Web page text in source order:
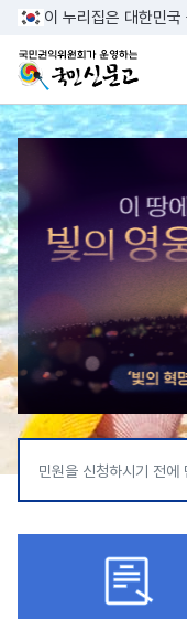
복영역 건너뛰기
이 누리집은 대한민
국민권익위원회